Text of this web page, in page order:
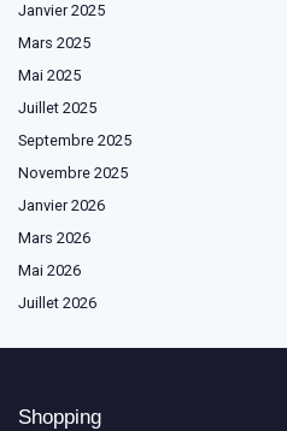
Janvier 2025
Mars 2025
Mai 2025
Juillet 2025
Septembre 2025
Novembre 2025
Janvier 2026
Mars 2026
Mai 2026
Juillet 2026
Shopping